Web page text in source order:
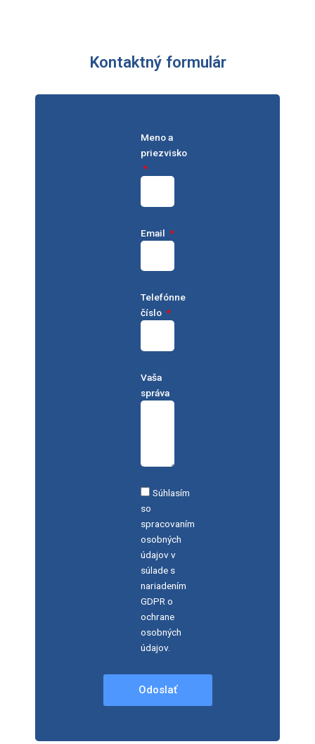
Kontaktný formulár
Meno a
priezvisko
Email
Telefónne
číslo
Vaša
správa
Súhlasím
so
spracovaním
osobných
údajov v
súlade s
nariadením
GDPR o
ochrane
osobných
údajov.
Odoslať